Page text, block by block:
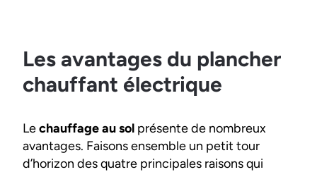
Les avantages du plancher
chauffant électrique
Lechauffage au sol présente de nombreux
avantages. Faisons ensemble un petit tour
d’horizon des quatre principales raisons qui